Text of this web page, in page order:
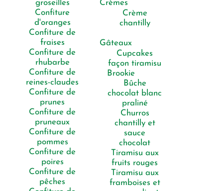
groseilles
Confiture
d'oranges
Confiture de
fraises
Confiture de
rhubarbe
Confiture de
reines-claudes
Confiture de
prunes
Confiture de
pruneaux
Confiture de
pommes
Confiture de
poires
Confiture de
pêches
Crèmes
Crème
chantilly
Gâteaux
Cupcakes
façon tiramisu
Brookie
Bûche
chocolat blanc
praliné
Churros
chantilly et
sauce
chocolat
Tiramisu aux
fruits rouges
Tiramisu aux
framboises et